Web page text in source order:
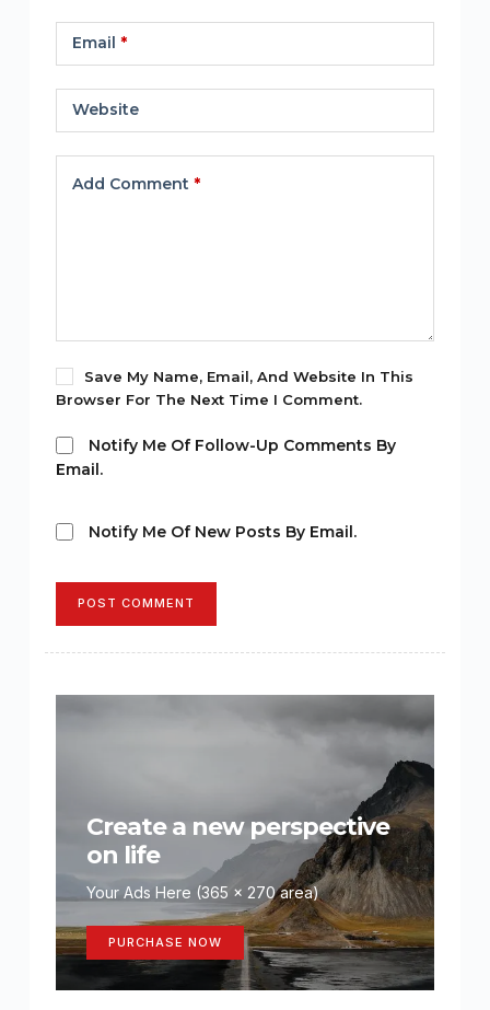
Email *
Website
Add Comment *
Save My Name, Email, And Website In This
Browser For The Next Time I Comment.
Notify Me Of Follow-Up Comments By
Email.
Notify Me Of New Posts By Email.
POST COMMENT
Create a new perspective
on life
Your Ads Here (365 x 270 area)
PURCHASE NOW